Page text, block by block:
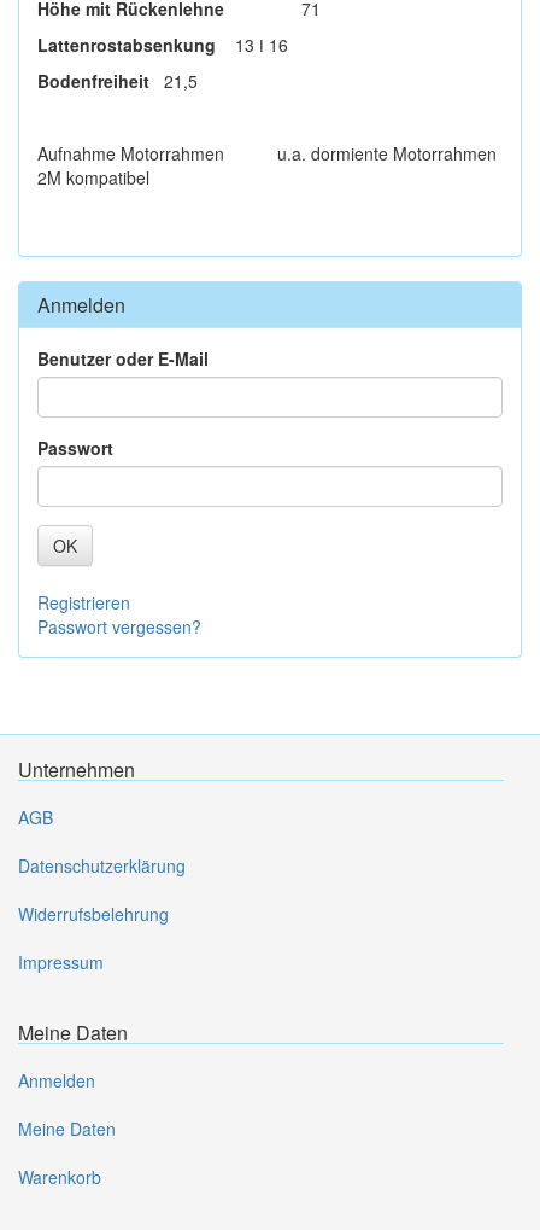
Höhe mit Rückenlehne
71
Lattenrostabsenkung 13 ǀ 16
Bodenfreiheit 21,5
Aufnahme Motorrahmen u.a. dormiente Motorrahmen
2M kompatibel
Anmelden
Benutzer oder E-Mail
Passwort
OK
Registrieren
Passwort vergessen?
Unternehmen
AGB
Datenschutzerklärung
Widerrufsbelehrung
Impressum
Meine Daten
Anmelden
Meine Daten
Warenkorb